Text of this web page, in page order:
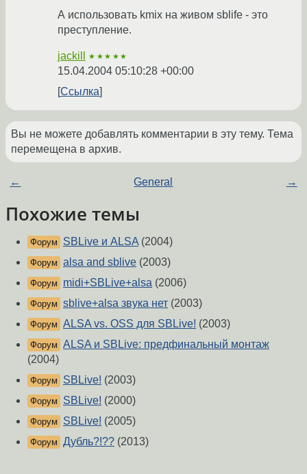
А использовать kmix на живом sblife - это
преступление.
jackill ★★★★★
15.04.2004 05:10:28 +00:00
Ссылка
Вы не можете добавлять комментарии в эту тему. Тема
перемещена в архив.
← General →
Похожие темы
Форум SBLive и ALSA (2004)
Форум alsa and sblive (2003)
Форум midi+SBLive+alsa (2006)
Форум sblive+alsa звука нет (2003)
Форум ALSA vs. OSS для SBLive! (2003)
Форум ALSA и SBLive: предфинальный монтаж
(2004)
Форум SBLive! (2003)
Форум SBLive! (2000)
Форум SBLive! (2005)
Форум Дубль?!?? (2013)